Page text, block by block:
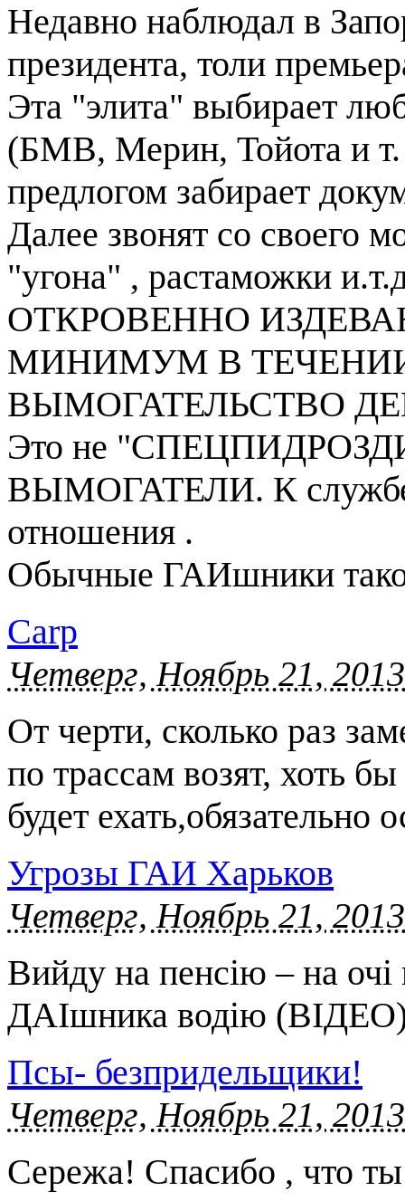
Недавно наблюдал в
президента, толи
Эта "элита" выбирает
(БМВ, Мерин, Тойота и т.
предлогом забирает
Далее звонят со своего
"угона" , растаможки
ОТКРОВЕННО
МИНИМУМ В
ВЫМОГАТЕЛЬСТВО
Это не
ВЫМОГАТЕЛИ. К службе
отношения .
Обычные ГАИшники
Carp
Четверг, Ноябрь 21,
От черти, сколько раз
по трассам возят, хоть
будет
Угрозы ГАИ Харьков
Четверг, Ноябрь 21,
Вийду на пенсію – на очі
ДАІшника водію
Псы- безпридельщики!
Четверг, Ноябрь 21,
Сережа! Спасибо , что